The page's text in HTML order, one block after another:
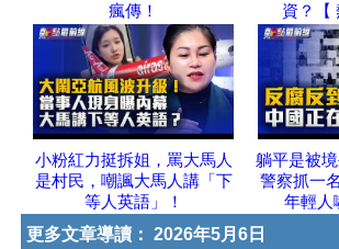
瘋傳！ 資？【
小粉紅力挺拆姐，罵大馬人
是村民，嘲諷大馬人講「下
等人英語」！
躺平是被
警察抓一
年輕人
更多文章導讀： 2026年5月6日